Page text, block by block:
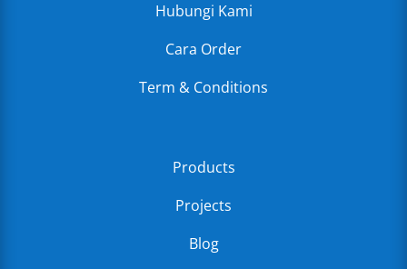
Hubungi Kami
Cara Order
Term & Conditions
Products
Projects
Blog